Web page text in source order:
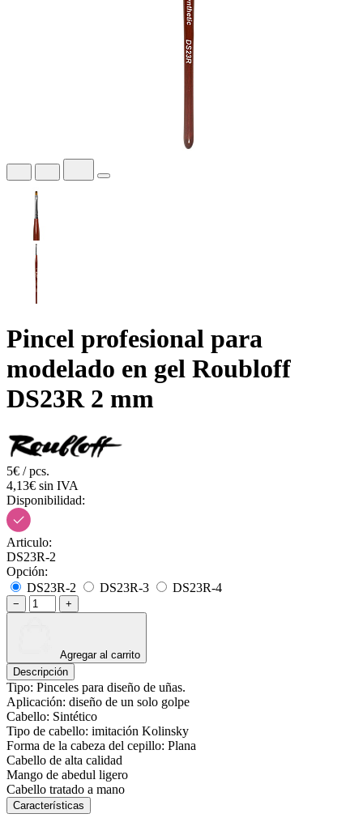
Pincel profesional para
modelado en gel Roubloff
DS23R 2 mm
5€ / pcs.
4,13€ sin IVA
Disponibilidad:
Articulo:
DS23R-2
Opción:
DS23R-2
DS23R-3 DS23R-4
− +
Agregar al carrito
Descripción
Tipo: Pinceles para diseño de uñas.
Aplicación: diseño de un solo golpe
Cabello: Sintético
Tipo de cabello: imitación Kolinsky
Forma de la cabeza del cepillo: Plana
Cabello de alta calidad
Mango de abedul ligero
Cabello tratado a mano
Características